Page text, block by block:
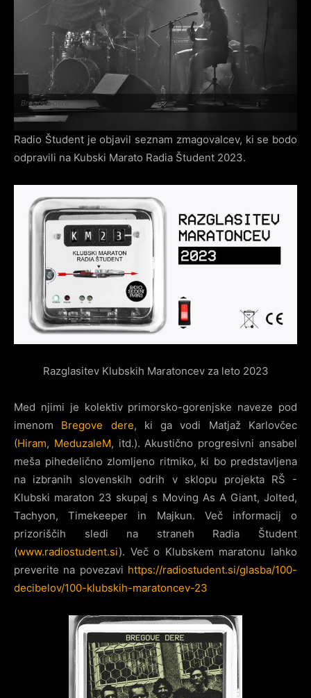
Bregove dere
Radio Študent je objavil seznam zmagovalcev, ki se bodo
odpravili na Kubski Marato Radia Študent 2023.
Razglasitev Klubskih Maratoncev za leto 2023
Med njimi je kolektiv primorsko-gorenjske naveze pod
imenom Bregove dere, ki ga vodi Matjaž Karlovčec
(Hiram, MeduzaleM, itd.). Akustično progresivni ansabel
meša pihedelično zlomljeno ritmiko, ki bo predstavljena
na izbranih slovenskih odrih v sklopu projekta RŠ -
Klubski maraton 23 skupaj s Moving As A Giant, Jolted,
Tachyon, Timekeeper in Majkun. Več informacij o
prizoriščih sledi na straneh Radia Študent
(www.radiostudent.si). Več o Klubskem maratonu lahko
preverite na povezavi https://radiostudent.si/glasba/100-
decibelov/100-klubskih-maratoncev-23